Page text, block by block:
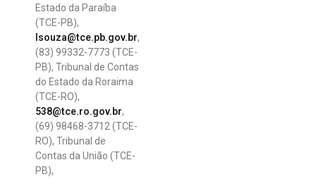
Estado da Paraíba
(TCE-PB),
lsouza@tce.pb.gov.br,
(83) 99332-7773 (TCE-
PB), Tribunal de Contas
do Estado da Roraima
(TCE-RO),
538@tce.ro.gov.br,
(69) 98468-3712 (TCE-
RO), Tribunal de
Contas da União (TCE-
PB),